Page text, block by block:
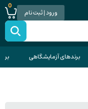
ورود | ثبت نام
0
برندهای آزمایشگاهی